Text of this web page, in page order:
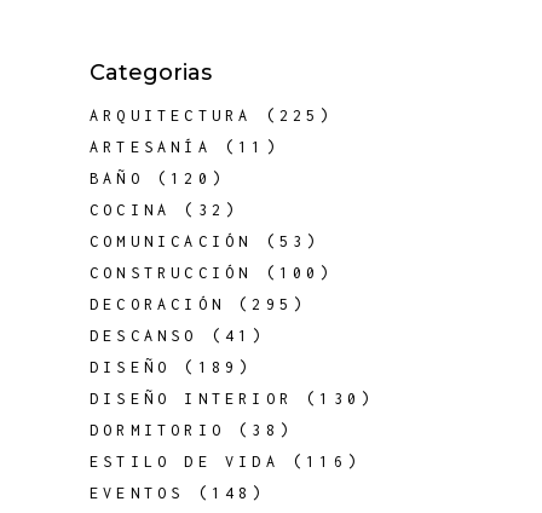
Categorias
ARQUITECTURA
(225)
ARTESANÍA
(11)
BAÑO
(120)
COCINA
(32)
COMUNICACIÓN
(53)
CONSTRUCCIÓN
(100)
DECORACIÓN
(295)
DESCANSO
(41)
DISEÑO
(189)
DISEÑO INTERIOR
(130)
DORMITORIO
(38)
ESTILO DE VIDA
(116)
EVENTOS
(148)